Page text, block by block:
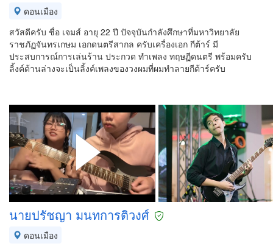
ดอนเมือง
สวัสดีครับ ชื่อ เจมส์ อายุ 22 ปี ปัจจุบันกำลังศึกษาที่มหาวิทยาลัย
ราชภัฏจันทรเกษม เอกดนตรีสากล ครับเครื่องเอก กีต้าร์ มี
ประสบการณ์การเล่นร้าน ประกวด ทำเพลง ทฤษฏีดนตรี พร้อมครับ
ลิ้งค์ด้านล่างจะเป็นลิ้งค์เพลงของวงผมที่ผมทำลายกีต้าร์ครับ
นายปรัชญา มนทการติวงศ์
ดอนเมือง